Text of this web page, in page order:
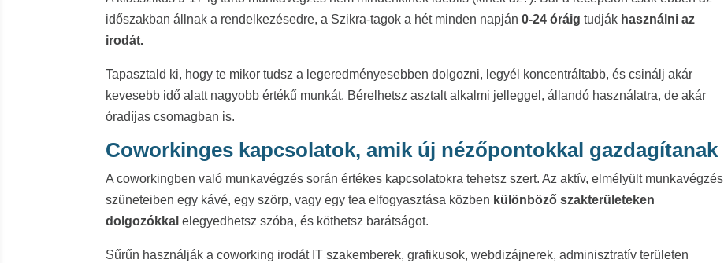
időszakban állnak a rendelkezésedre, a Szikra-tagok a hét minden napján0-24 óráig tudják használni az
irodát.
Tapasztald ki, hogy te mikor tudsz a legeredményesebben dolgozni, legyél koncentráltabb, és csinálj akár
kevesebb idő alatt nagyobb értékű munkát. Bérelhetsz asztalt alkalmi jelleggel, állandó használatra, de akár
óradíjas csomagban is.
Coworkinges kapcsolatok, amik új nézőpontokkal gazdagítanak
A coworkingben való munkavégzés során értékes kapcsolatokra tehetsz szert. Az aktív, elmélyült munkavégzés
szüneteiben egy kávé, egy szörp, vagy egy tea elfogyasztása közben különböző szakterületeken
dolgozókkal elegyedhetsz szóba, és köthetsz barátságot.
Sűrűn használják a coworking irodát IT szakemberek, grafikusok, webdizájnerek, adminisztratív területen